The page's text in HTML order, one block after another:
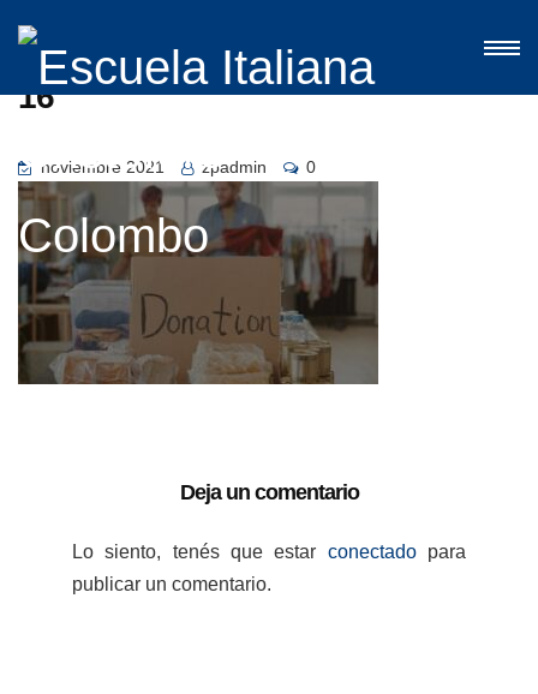
16
noviembre 2021 zpadmin 0
Deja un comentario
Lo siento, tenés que estar conectadopara
publicar un comentario.